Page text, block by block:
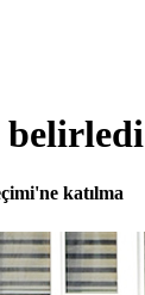
belirledi
katılma